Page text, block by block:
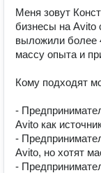
Меня зовут
бизнесы на Avito
выложили более
массу опыта и
Кому подходят
-
Avito как
-
Avito, но хотят
-